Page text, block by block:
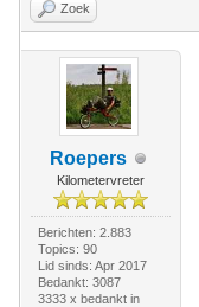
Zoek
Roepers
Kilometervreter
Berichten: 2.883
Topics: 90
Lid sinds: Apr 2017
Bedankt: 3087
3333 x bedankt in